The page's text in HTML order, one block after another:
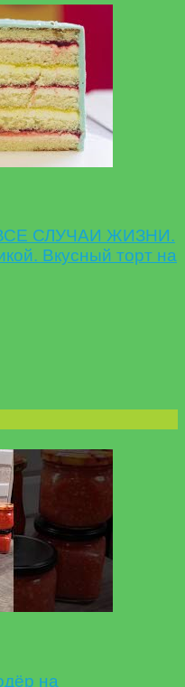
СЛУЧАИ ЖИЗНИ.
Вкусный торт на
на